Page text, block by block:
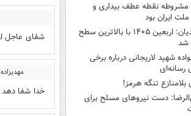
مشروطه نقطه عطف بیداری و
ایران بود
پورجمشیدیان: اربعین ۱۴۰۵ با بالاترین سطح
شد
شهید لاریجانی درباره برخی
رسانه‌ای
بلامنازع تنگه هرمز!
دست نیروهای مسلح برای
شفای عاجل
مهدیزاده
خدا شفا دهد